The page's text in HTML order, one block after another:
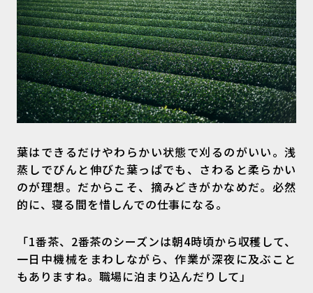
葉はできるだけやわらかい状態で刈るのがいい。浅
蒸しでぴんと伸びた葉っぱでも、さわると柔らかい
のが理想。だからこそ、摘みどきがかなめだ。必然
的に、寝る間を惜しんでの仕事になる。
「1番茶、2番茶のシーズンは朝4時頃から収穫して、
一日中機械をまわしながら、作業が深夜に及ぶこと
もありますね。職場に泊まり込んだりして」